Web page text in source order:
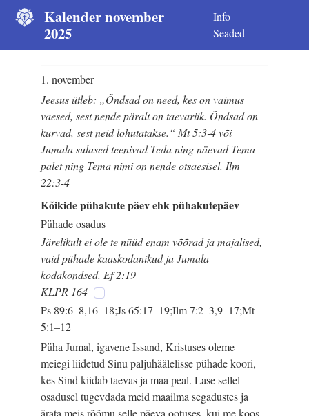
Kalender november
2025
Info
Seaded
1. november
Jeesus ütleb: „Õndsad on need, kes on vaimus
vaesed, sest nende päralt on taevariik. Õndsad on
kurvad, sest neid lohutatakse.“ Mt 5:3-4 või
Jumala sulased teenivad Teda ning näevad Tema
palet ning Tema nimi on nende otsaesisel. Ilm
22:3-4
Kõikide pühakute päev ehk pühakutepäev
Pühade osadus
Järelikult ei ole te nüüd enam võõrad ja majalised,
vaid pühade kaaskodanikud ja Jumala
kodakondsed. Ef 2:19
KLPR 164
Ps 89:6–8,16–18;Js 65:17–19;Ilm 7:2–3,9–17;Mt
5:1–12
Püha Jumal, igavene Issand, Kristuses oleme
meiegi liidetud Sinu paljuhäälelisse pühade koori,
kes Sind kiidab taevas ja maa peal. Lase sellel
osadusel tugevdada meid maailma segadustes ja
ärata meis rõõmu selle päeva ootuses, kui me koos